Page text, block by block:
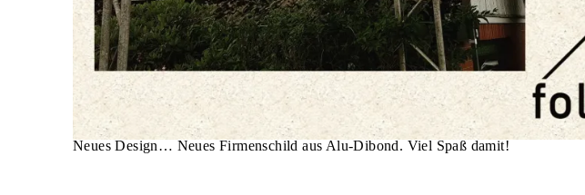
Neues Design… Neues Firmenschild aus Alu-Dibond. Viel Spaß damit!